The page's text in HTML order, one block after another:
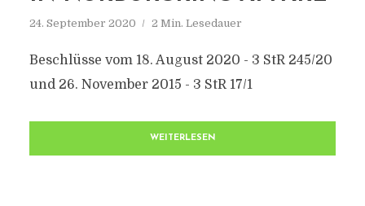
24. September 2020 2 Min. Lesedauer
Beschlüsse vom 18. August 2020 - 3 StR 245/20
und 26. November 2015 - 3 StR 17/1
WEITERLESEN